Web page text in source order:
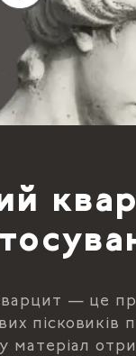
— це
пісковиків
матеріал